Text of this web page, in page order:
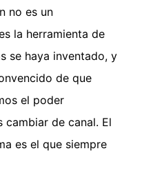
no es un
la herramienta de
se haya inventado, y
de que
el poder
cambiar de canal. El
es el que siempre